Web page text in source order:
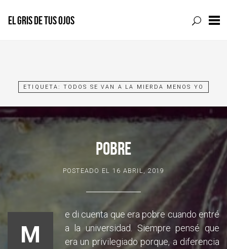
EL GRIS DE TUS OJOS
ETIQUETA: TODOS SE VAN A LA MIERDA MENOS YO
POBRE
POSTEADO EL 16 ABRIL, 2019
M
e di cuenta que era pobre cuando entré
a la universidad. Siempre pensé que
era un privilegiado porque, a diferencia